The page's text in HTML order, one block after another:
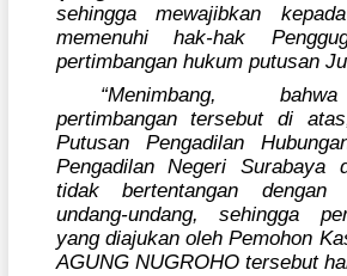
sehingga mewajibkan
memenuhi hak-hak
pertimbangan hukum putusan
“Menimbang,
pertimbangan tersebut di
Putusan Pengadilan
Pengadilan Negeri Surabaya
tidak bertentangan dengan
undang-undang, sehingga
yang diajukan oleh Pemohon
AGUNG NUGROHO tersebut